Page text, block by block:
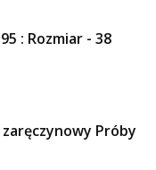
: Rozmiar - 38
Próby